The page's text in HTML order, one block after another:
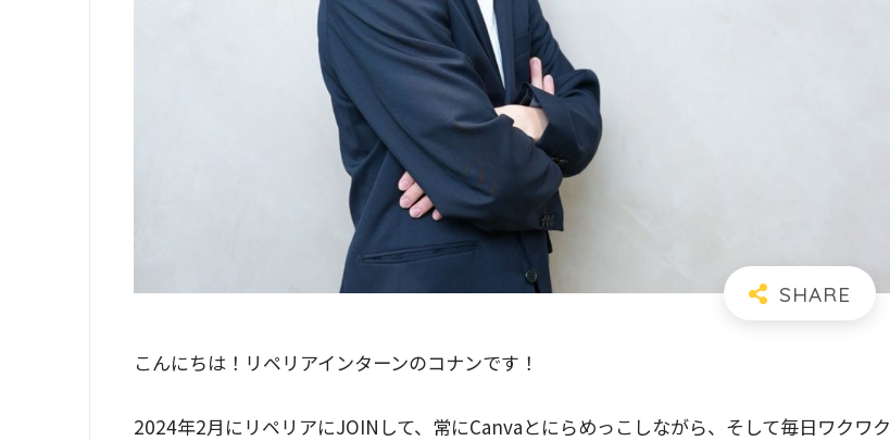
こんにちは！リペリアインターンのコナンです！
2024年2月にリペリアにJOINして、常にCanvaとにらめっこしながら、そして毎日ワクワク